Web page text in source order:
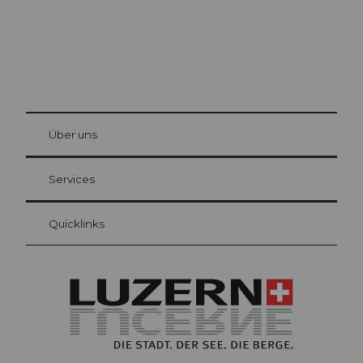
Gästekarte Luzern
Ihre Vorteile als Übernachtungsgast
at Bre
Über uns
Services
Quicklinks